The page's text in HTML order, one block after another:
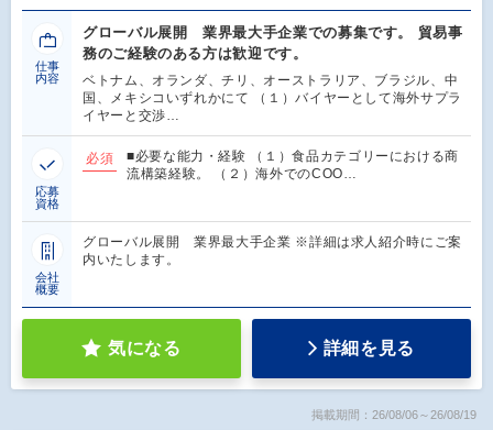
仕事
内容
グローバル展開 業界最大手企業での募集です。 貿易事
務のご経験のある方は歓迎です。
ベトナム、オランダ、チリ、オーストラリア、ブラジル、中
国、メキシコいずれかにて （１）バイヤーとして海外サプラ
イヤーと交渉…
応募
資格
必須
■必要な能力・経験 （１）食品カテゴリーにおける商
流構築経験。 （２）海外でのCOO…
会社
概要
グローバル展開 業界最大手企業 ※詳細は求人紹介時にご案
内いたします。
気になる 詳細を見る
掲載期間：26/08/06～26/08/19